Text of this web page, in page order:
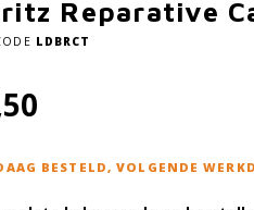
Reparative
LDBRCT
BESTELD, VOLGENDE